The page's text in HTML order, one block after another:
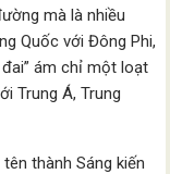
mà là nhiều
Quốc với Đông Phi,
đai” ám chỉ một loạt
Trung Á, Trung
thành Sáng kiến